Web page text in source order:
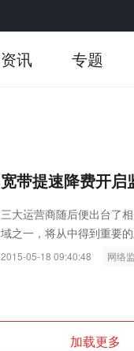
资讯 专题
宽带提速降费开
三大运营商随后便出台了
域之一，将从中得到重要的
2015-05-18 09:40:48 网络
加载更多